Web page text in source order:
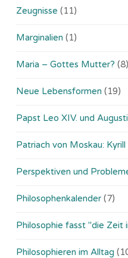
Zeugnisse (11)
Marginalien (1)
Maria – Gottes Mutter? (8)
Neue Lebensformen (19)
Papst Leo XIV. und
Patriach von Moskau: Kyrill
Perspektiven und
Philosophenkalender (7)
Philosophie fasst "die Zeit
Philosophieren im Alltag